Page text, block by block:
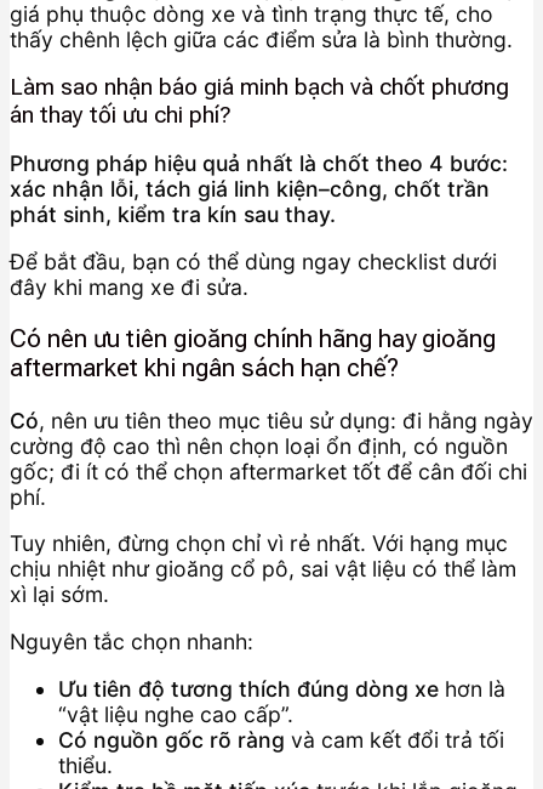
giá phụ thuộc dòng xe và tình trạng thực tế, cho
thấy chênh lệch giữa các điểm sửa là bình thường.
Làm sao nhận báo giá minh bạch và chốt phương
án thay tối ưu chi phí?
Phương pháp hiệu quả nhất là chốt theo 4 bước:
xác nhận lỗi, tách giá linh kiện–công, chốt trần
phát sinh, kiểm tra kín sau thay.
Để bắt đầu, bạn có thể dùng ngay checklist dưới
đây khi mang xe đi sửa.
Có nên ưu tiên gioăng chính hãng hay gioăng
aftermarket khi ngân sách hạn chế?
Có, nên ưu tiên theo mục tiêu sử dụng: đi hằng ngày
cường độ cao thì nên chọn loại ổn định, có nguồn
gốc; đi ít có thể chọn aftermarket tốt để cân đối chi
phí.
Tuy nhiên, đừng chọn chỉ vì rẻ nhất. Với hạng mục
chịu nhiệt như gioăng cổ pô, sai vật liệu có thể làm
xì lại sớm.
Nguyên tắc chọn nhanh:
Ưu tiên độ tương thích đúng dòng xe hơn là
“vật liệu nghe cao cấp”.
Có nguồn gốc rõ ràng và cam kết đổi trả tối
thiểu.